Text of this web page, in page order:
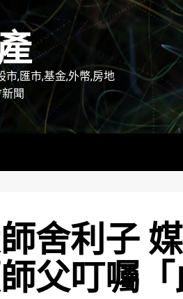
市,匯市,基金,外幣,房地
聞
舍利子
父叮囑「